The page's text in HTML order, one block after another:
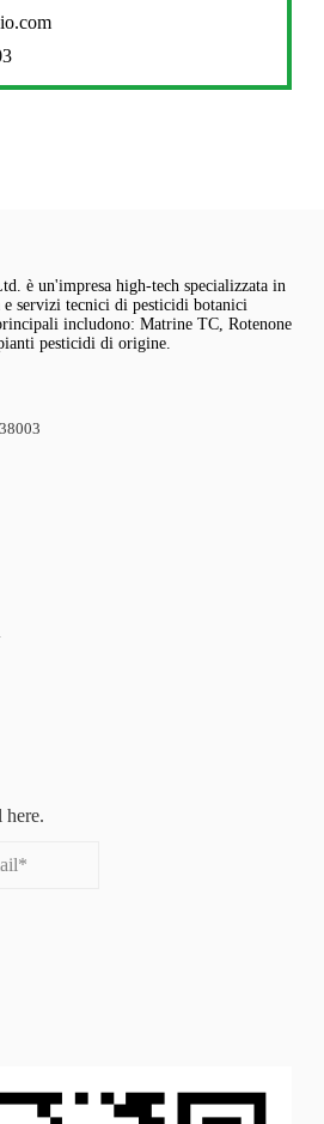
è un'impresa high-tech specializzata in
servizi tecnici di pesticidi botanici
includono: Matrine TC, Rotenone
pesticidi di origine.
here.